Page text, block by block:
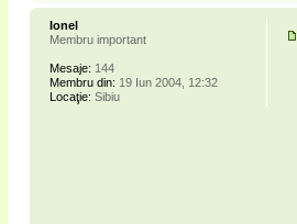
Ionel
Membru important
Mesaje: 144
Membru din: 19 Iun 2004, 12:32
Locaţie: Sibiu